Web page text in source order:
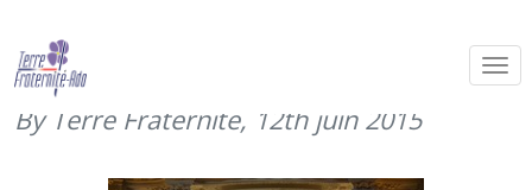
Concert de la Chorale des Compères
Salle Gaveau (11 juin 2015)
By Terre Fraternité, 12th juin 2015